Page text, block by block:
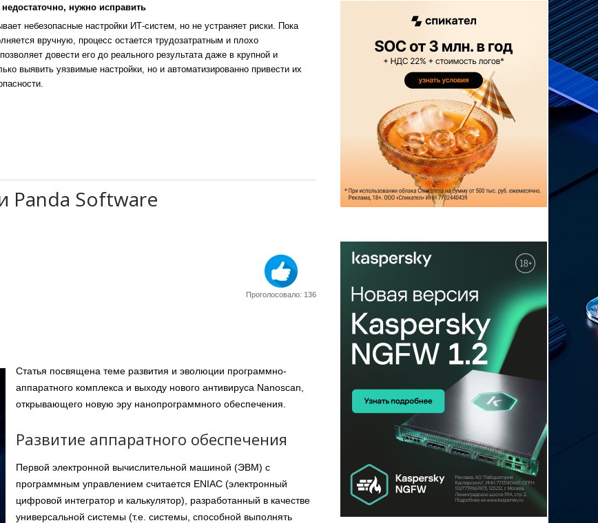
нужно исправить
небезопасные настройки ИТ-систем, но не устраняет риски. Пока
вручную, процесс остается трудозатратным и плохо
довести его до реального результата даже в крупной и
выявить уязвимые настройки, но и автоматизированно привести их
Panda Software
Проголосовало: 136
Статья посвящена теме развития и эволюции программно-
аппаратного комплекса и выходу нового антивируса Nanoscan,
открывающего новую эру нанопрограммного обеспечения.
Развитие аппаратного обеспечения
Первой электронной вычислительной машиной (ЭВМ) с
программным управлением считается ENIAC (электронный
цифровой интегратор и калькулятор), разработанный в качестве
универсальной системы (т.е. системы, способной выполнять